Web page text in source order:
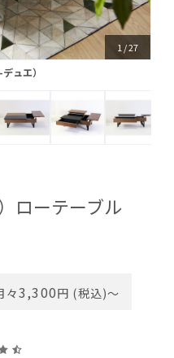
1 /27
ュエ）
ローテーブル
々3,300円 (税込)〜